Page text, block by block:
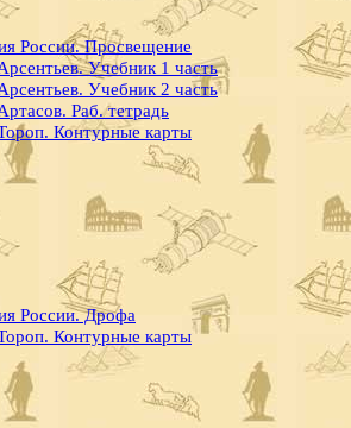
России. Просвещение
Учебник 1 часть
Учебник 2 часть
Раб. тетрадь
Контурные карты
России. Дрофа
Контурные карты